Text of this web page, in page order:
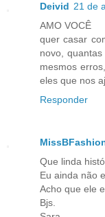
Deivid 21 de
AMO VOCÊ
quer casar
novo,
mesmos
eles que nos
Responder
Que linda
Eu ainda não
Acho que ele
Bjs.